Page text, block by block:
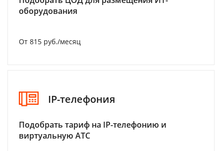
оборудования
От 815 руб./месяц
IP-телефония
Подобрать тариф на IP-телефонию и
виртуальную АТС